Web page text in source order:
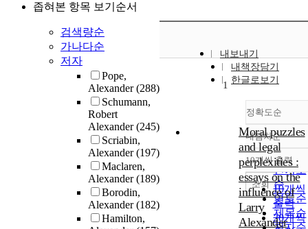
좁혀본 항목 보기순서
검색량순
가나다순
저자
Pope,
Alexander(288)
Schumann,
Robert
Alexander(245)
Scriabin,
Alexander(197)
Maclaren,
Alexander(189)
Borodin,
Alexander(182)
Hamilton,
내보내기
내책장담기
한글로보기
정확도순
정확도
순
인기도
순
연도순
제목순
내림차순
내림차
10개씩 출력
10개씩
출력
20개씩
조회
1
Moral puzzles
and legal
perplexities :
essays on the
influence of
Larry
Alexander